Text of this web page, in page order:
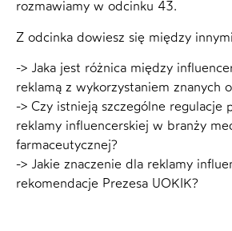
rozmawiamy w odcinku 43.
Z odcinka dowiesz się między
-> Jaka jest różnica między
reklamą z wykorzystaniem znanych
-> Czy istnieją szczególne regulacje
reklamy influencerskiej w branży
farmaceutycznej?
-> Jakie znaczenie dla reklamy
rekomendacje Prezesa UOKIK?